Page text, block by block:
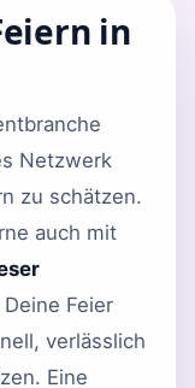
in
Netzwerk
zu schätzen.
auch mit
Feier
verlässlich
Eine